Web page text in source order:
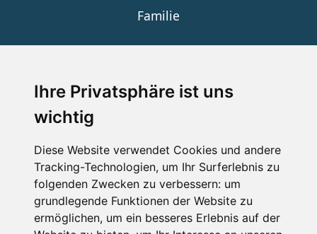
Ihre Privatsphäre ist uns
wichtig
Diese Website verwendet Cookies und andere
Tracking-Technologien, um Ihr Surferlebnis zu
folgenden Zwecken zu verbessern: um
grundlegende Funktionen der Website zu
ermöglichen, um ein besseres Erlebnis auf der
Familie
SERVICE
Datenschutz
Nutzungsbedingungen
Kontakt